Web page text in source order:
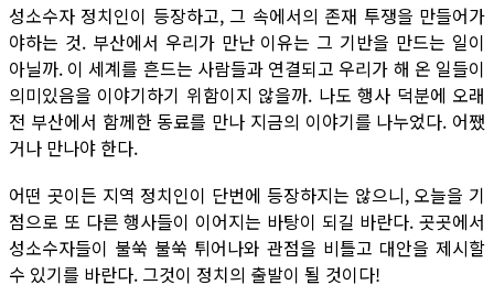
성소수자 정치인이 등장하고, 그 속에서의 존재 투쟁을 만들어가
야하는 것. 부산에서 우리가 만난 이유는 그 기반을 만드는 일이
아닐까. 이 세계를 흔드는 사람들과 연결되고 우리가 해 온 일들이
의미있음을 이야기하기 위함이지 않을까. 나도 행사 덕분에 오래
전 부산에서 함께한 동료를 만나 지금의 이야기를 나누었다. 어쨌
거나 만나야 한다.
어떤 곳이든 지역 정치인이 단번에 등장하지는 않으니, 오늘을 기
점으로 또 다른 행사들이 이어지는 바탕이 되길 바란다. 곳곳에서
성소수자들이 불쑥 불쑥 튀어나와 관점을 비틀고 대안을 제시할
수 있기를 바란다. 그것이 정치의 출발이 될 것이다!